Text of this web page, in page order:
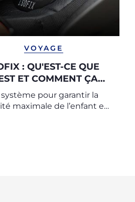
VOYAGE
: QU'EST-CE QUE
ET COMMENT ÇA
MARCHE ?
système pour garantir la
maximale de l’enfant en